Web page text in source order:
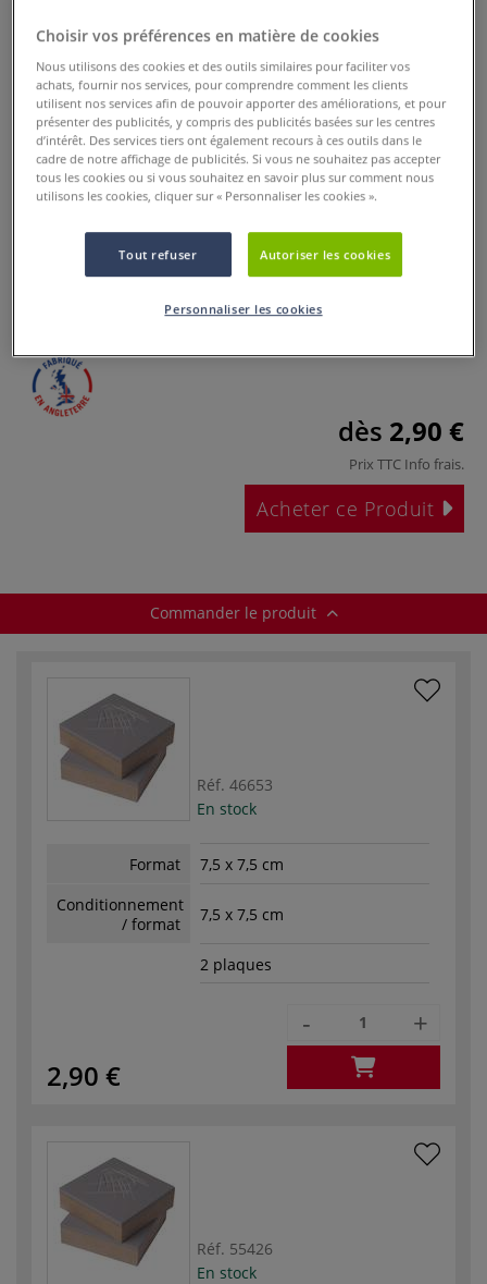
Linoléum Essdee
Le linoléum monté sur bloc en médium est idéal pour les
peintures à base d'huile et d'eau sur des supports tels que
le papier, le carton et les textiles.
Plus
dès 2,90 €
Prix TTC Info frais.
Acheter ce Produit
Commander le produit
Réf. 46653
En stock
Format
7,5 x 7,5 cm
Conditionnement
/ format
7,5 x 7,5 cm
2 plaques
2,90 €
- +
Réf. 55426
En stock
Choisir vos préférences en matière de cookies
Nous utilisons des cookies et des outils similaires pour faciliter vos
achats, fournir nos services, pour comprendre comment les clients
utilisent nos services afin de pouvoir apporter des améliorations, et pour
présenter des publicités, y compris des publicités basées sur les centres
d’intérêt. Des services tiers ont également recours à ces outils dans le
cadre de notre affichage de publicités. Si vous ne souhaitez pas accepter
tous les cookies ou si vous souhaitez en savoir plus sur comment nous
utilisons les cookies, cliquer sur « Personnaliser les cookies ».
Tout refuser Autoriser les cookies
Personnaliser les cookies